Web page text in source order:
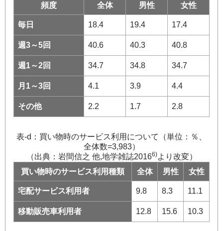
頻度
全体 男性 女性
毎日 18.4 19.4 17.4
週3～5回 40.6 40.3 40.8
週1～2回 34.7 34.8 34.7
月1～3回 4.1 3.9 4.4
その他 2.2 1.7 2.8
表-d：買い物時のサービス利用について（単位：％、
全体数=3,983）
（出典：岩間信之 他,地学雑誌20166)より改変）
買い物時のサービス利用種類
全体 男性 女性
宅配サービス利用者 9.8 8.3 11.1
移動販売車利用者 12.8 15.6 10.3